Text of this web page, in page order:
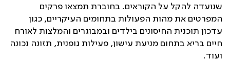
שנועדה להקל על הקוראים. בחוברת תמצאו פרקים
המפרטים את מהות הפעולות בתחומים העיקריים, כגון
עדכון תוכנית החיסונים בילדים ובמבוגרים והמלצות לאורח
חיים בריא בתחום מניעת עישון, פעילות גופנית, תזונה נכונה
ועוד.